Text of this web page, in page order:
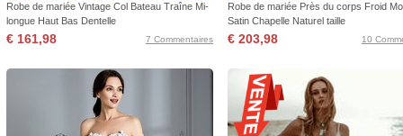
Robe de mariée Vintage Col Bateau Traîne Mi-
longue Haut Bas Dentelle
€ 161,98 7 Commentaires
Robe de mariée Près du corps Froid
Satin Chapelle Naturel taille
€ 203,98 10